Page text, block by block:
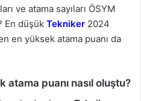
ve atama sayıları ÖSYM
En düşük Tekniker 2024
en yüksek atama puanı da
atama puanı nasıl oluştu?